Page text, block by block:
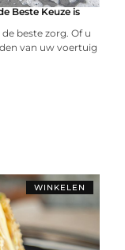
Beste Keuze is
beste zorg. Of u
van uw voertuig
WINKELEN